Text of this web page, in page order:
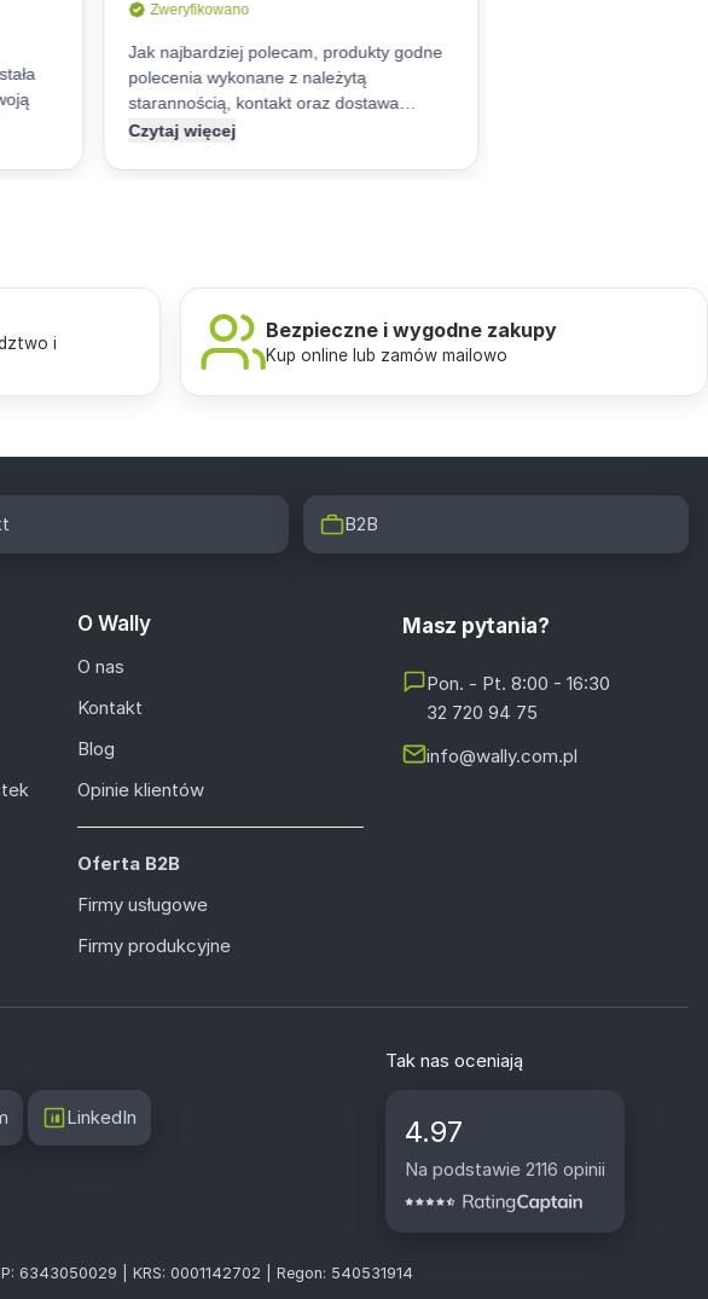
i
Bezpieczne i wygodne zakupy
Kup online lub zamów mailowo
B2B
O Wally
O nas
Kontakt
Blog
Opinie klientów
Oferta B2B
Firmy usługowe
Firmy produkcyjne
Masz pytania?
Pon. - Pt. 8:00 - 16:30
32 720 94 75
info@wally.com.pl
LinkedIn
Tak nas oceniają
4.97
Na podstawie 2116 opinii
6343050029 | KRS: 0001142702 | Regon: 540531914